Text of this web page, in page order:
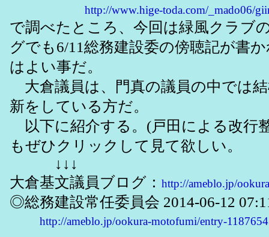
http://www.hige-toda.com/_mado06/
で調べたところ、今回は緑風クラブ
グでも6/11総務建設委の傍聴記が書
はよい事だ。
大倉議員は、門真の議員の中では
新をしている方だ。
以下に紹介する。(戸田による改行
もぜひクリックして見て欲しい。
↓↓↓
大倉基文議員ブログ： http://ameblo.jp/
◎総務建設常任委員会 2014-06-12
http://ameblo.jp/ookura-motofumi/entry-